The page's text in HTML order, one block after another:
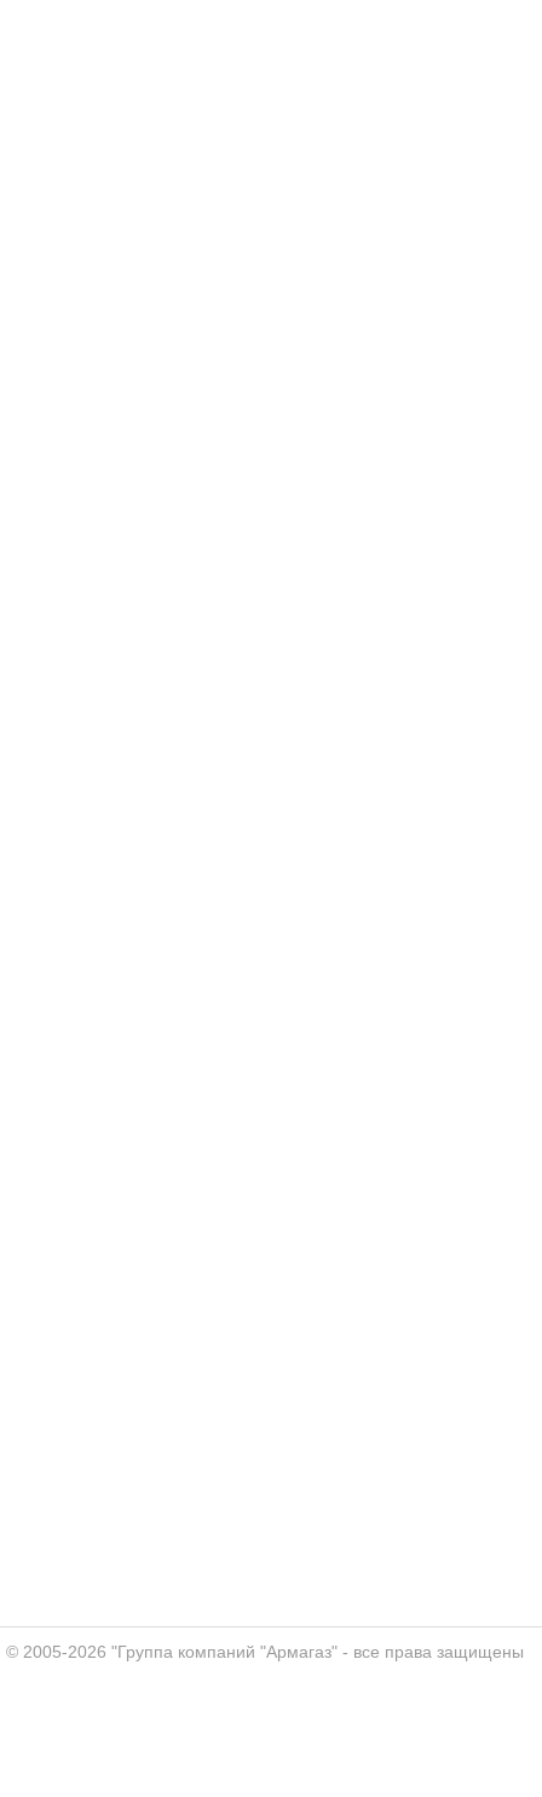
© 2005-2026 "Группа компаний "Армагаз" - все права защищены